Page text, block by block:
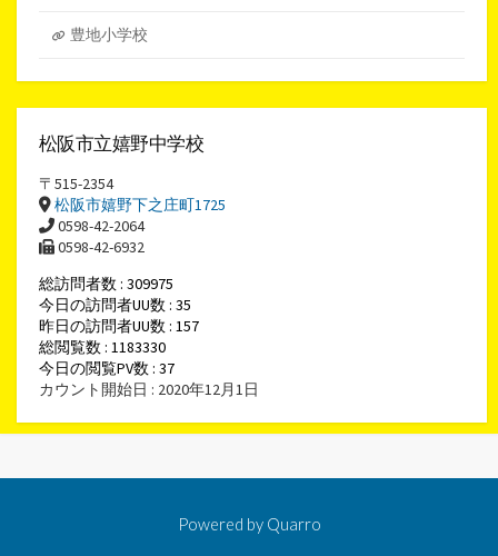
豊地小学校
松阪市立嬉野中学校
〒515-2354
松阪市嬉野下之庄町1725
0598-42-2064
0598-42-6932
総訪問者数 : 309975
今日の訪問者UU数 : 35
昨日の訪問者UU数 : 157
総閲覧数 : 1183330
今日の閲覧PV数 : 37
カウント開始日 : 2020年12月1日
Powered by Quarro